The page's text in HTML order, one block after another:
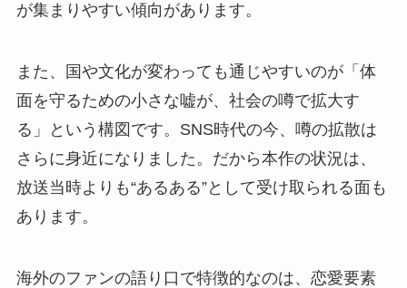
が集まりやすい傾向があります。
また、国や文化が変わっても通じやすいのが「体
面を守るための小さな嘘が、社会の噂で拡大す
る」という構図です。SNS時代の今、噂の拡散は
さらに身近になりました。だから本作の状況は、
放送当時よりも“あるある”として受け取られる面も
あります。
海外のファンの語り口で特徴的なのは、恋愛要素